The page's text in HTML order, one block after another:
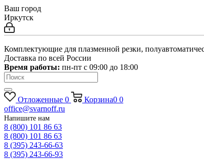
Ваш город
Иркутск
Комплектующие для плазменной резки,
Доставка по всей России
Время работы: пн-пт c 09:00 до 18:00
Отложенные 0 Корзина0 0
office@svarnoff.ru
Напишите нам
8 (800) 101 86 63
8 (800) 101 86 63
8 (395) 243-66-63
8 (395) 243-66-93